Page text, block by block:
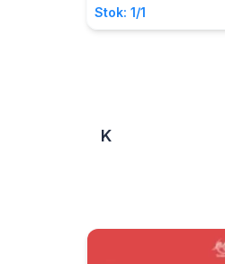
Stok: 1/1
K